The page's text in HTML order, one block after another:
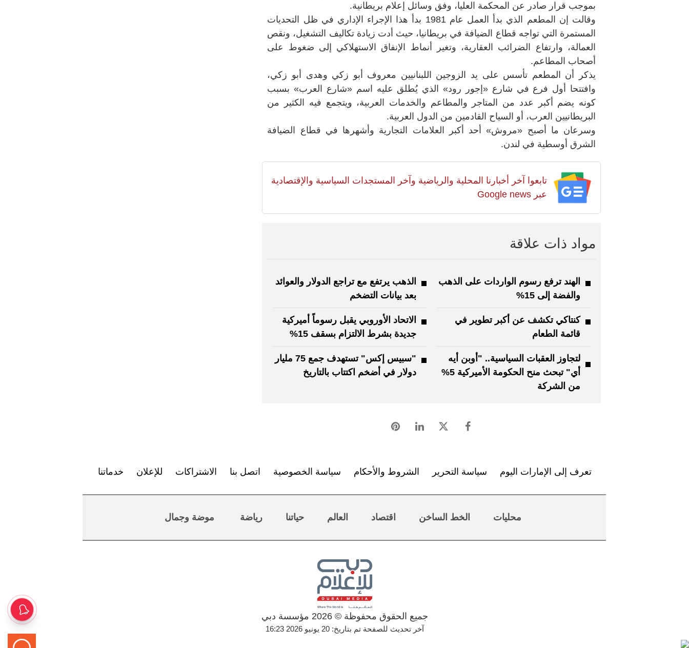
بموجب قرار صادر عن المحكمة العليا، وفق وسائل إعلام بريطانية.
وقالت إن المطعم الذي بدأ العمل عام 1981 بدأ هذا الإجراء الإداري في ظل التحديات
المستمرة التي تواجه قطاع الضيافة في بريطانيا، حيث أدت زيادة تكاليف التشغيل، ونقص
العمالة، وارتفاع الضرائب العقارية، وتغير أنماط الإنفاق الاستهلاكي إلى ضغوط على
أصحاب المطاعم.
يذكر أن المطعم تأسس على يد الزوجين اللبنانيين معروف أبو زكي وهدى أبو زكي،
وافتتحا أول فرع في شارع «إجور رود» الذي يُطلق عليه اسم «شارع العرب» بسبب
كونه يضم أكبر عدد من المتاجر والمطاعم والخدمات العربية، ويتجمع فيه الكثير من
البريطانيين العرب، أو السياح القادمين من الدول العربية.
وسرعان ما أصبح «مروش» أحد أكبر العلامات التجارية وأشهرها في قطاع الضيافة
الشرق أوسطية في لندن.
تابعوا آخر أخبارنا المحلية والرياضية وآخر المستجدات السياسية والإقتصادية
عبر Google news
مواد ذات علاقة
الهند ترفع رسوم الواردات على الذهب
والفضة إلى 15%
الذهب يرتفع مع تراجع الدولار والعوائد
بعد بيانات التضخم
كنتاكي تكشف عن أكبر تطوير في
قائمة الطعام
الاتحاد الأوروبي يقبل رسوماً أميركية
جديدة بشرط الالتزام بسقف 15%
لتجاوز العقبات السياسية.. "أوبن أيه
أي" تبحث منح الحكومة الأميركية 5%
من الشركة
"سبيس إكس" تستهدف جمع 75 مليار
دولار في أضخم اكتتاب بالتاريخ
تعرف إلى الإمارات اليوم سياسة التحرير الشروط والأحكام سياسة الخصوصية اتصل بنا الاشتراكات للإعلان خدماتنا
محليات الخط الساخن اقتصاد العالم حياتنا رياضة موضة وجمال
جميع الحقوق محفوظة © 2026 مؤسسة دبي
آخر تحديث للصفحة تم بتاريخ: 20 يونيو 2026 16:23